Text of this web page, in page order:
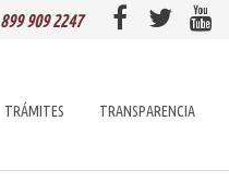
899 909 2247
TRÁMITES TRANSPARENCIA